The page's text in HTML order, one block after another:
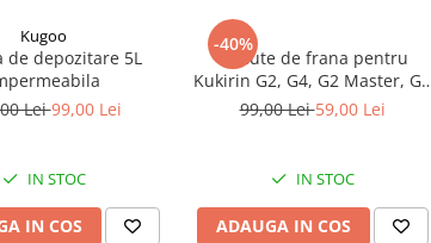
Kugoo
de depozitare 5L
Lei99,00 Lei
IN STOC
IN COS
-40%
Placute de frana pentru
Kukirin G2, G4, G2 Master, G3
Pro
99,00 Lei59,00 Lei
IN STOC
ADAUGA IN COS